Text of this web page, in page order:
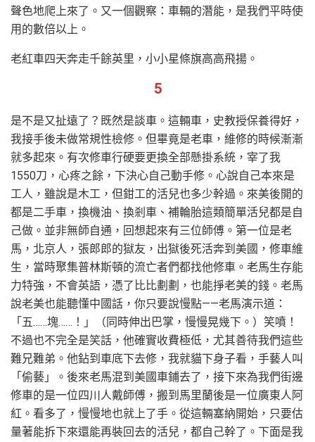
聲色地爬上來了。又一個觀察：車輛的潛能，是我們平時使
用的數倍以上。
老紅車四天奔走千餘英里，小小星條旗高高飛揚。
5
是不是又扯遠了？既然是談車。這輛車，史教授保養得好，
我接手後未做常規性檢修。但畢竟是老車，維修的時候漸漸
就多起來。有次修車行硬要更換全部懸掛系統，宰了我
1550刀，心疼之餘，下決心自己動手修。心說自己本來是
工人，雖說是木工，但鉗工的活兒也多少幹過。來美後開的
都是二手車，換機油、換剎車、補輪胎這類簡單活兒都是自
己做。並非無師自通，回想起來有三位師傅。第一位是老
馬，北京人，張郎郎的獄友，出獄後死活奔到美國，修車維
生，當時聚集普林斯頓的流亡者們都找他修車。老馬生存能
力特強，不會英語，憑了比比劃劃，也能掙老美的錢。老馬
說老美也能聽懂中國話，你只要說慢點——老馬演示道：
「五……塊……！」（同時伸出巴掌，慢慢晃幾下。）笑噴！
不過也不完全是笑話，他確實收費極低，尤其善待我們這些
難兄難弟。他鉆到車底下去修，我就貓下身子看，手藝人叫
「偷藝」。後來老馬混到美國車鋪去了，接下來為我們街邊
修車的是一位四川人戴師傅，搬到馬里蘭後是一位廣東人阿
紅。看多了，慢慢地也就上了手。從這輛塞納開始，只要估
量著能拆下來還能再裝回去的活兒，都自己幹了。下面是我